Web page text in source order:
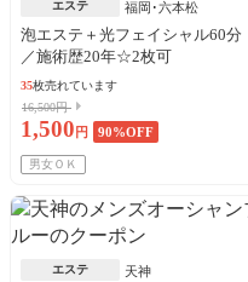
エステ 福岡･六本松
泡エステ＋光フェイシャル60分
／施術歴20年☆2枚可
35枚売れています
16,500円
1,500 円 90%OFF
男女ＯＫ
エステ 天神